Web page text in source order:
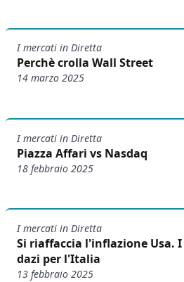
I mercati in Diretta
Perchè crolla Wall Street
14 marzo 2025
I mercati in Diretta
Piazza Affari vs Nasdaq
18 febbraio 2025
I mercati in Diretta
Si riaffaccia l'inflazione Usa. I
dazi per l'Italia
13 febbraio 2025